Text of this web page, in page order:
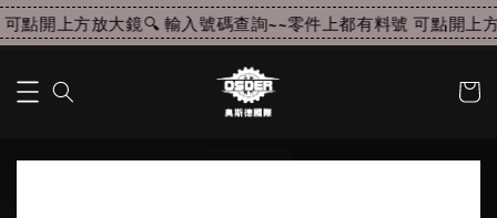
點開上方放大鏡🔍 輸入號碼查詢~~零件上都有料號 可點開上